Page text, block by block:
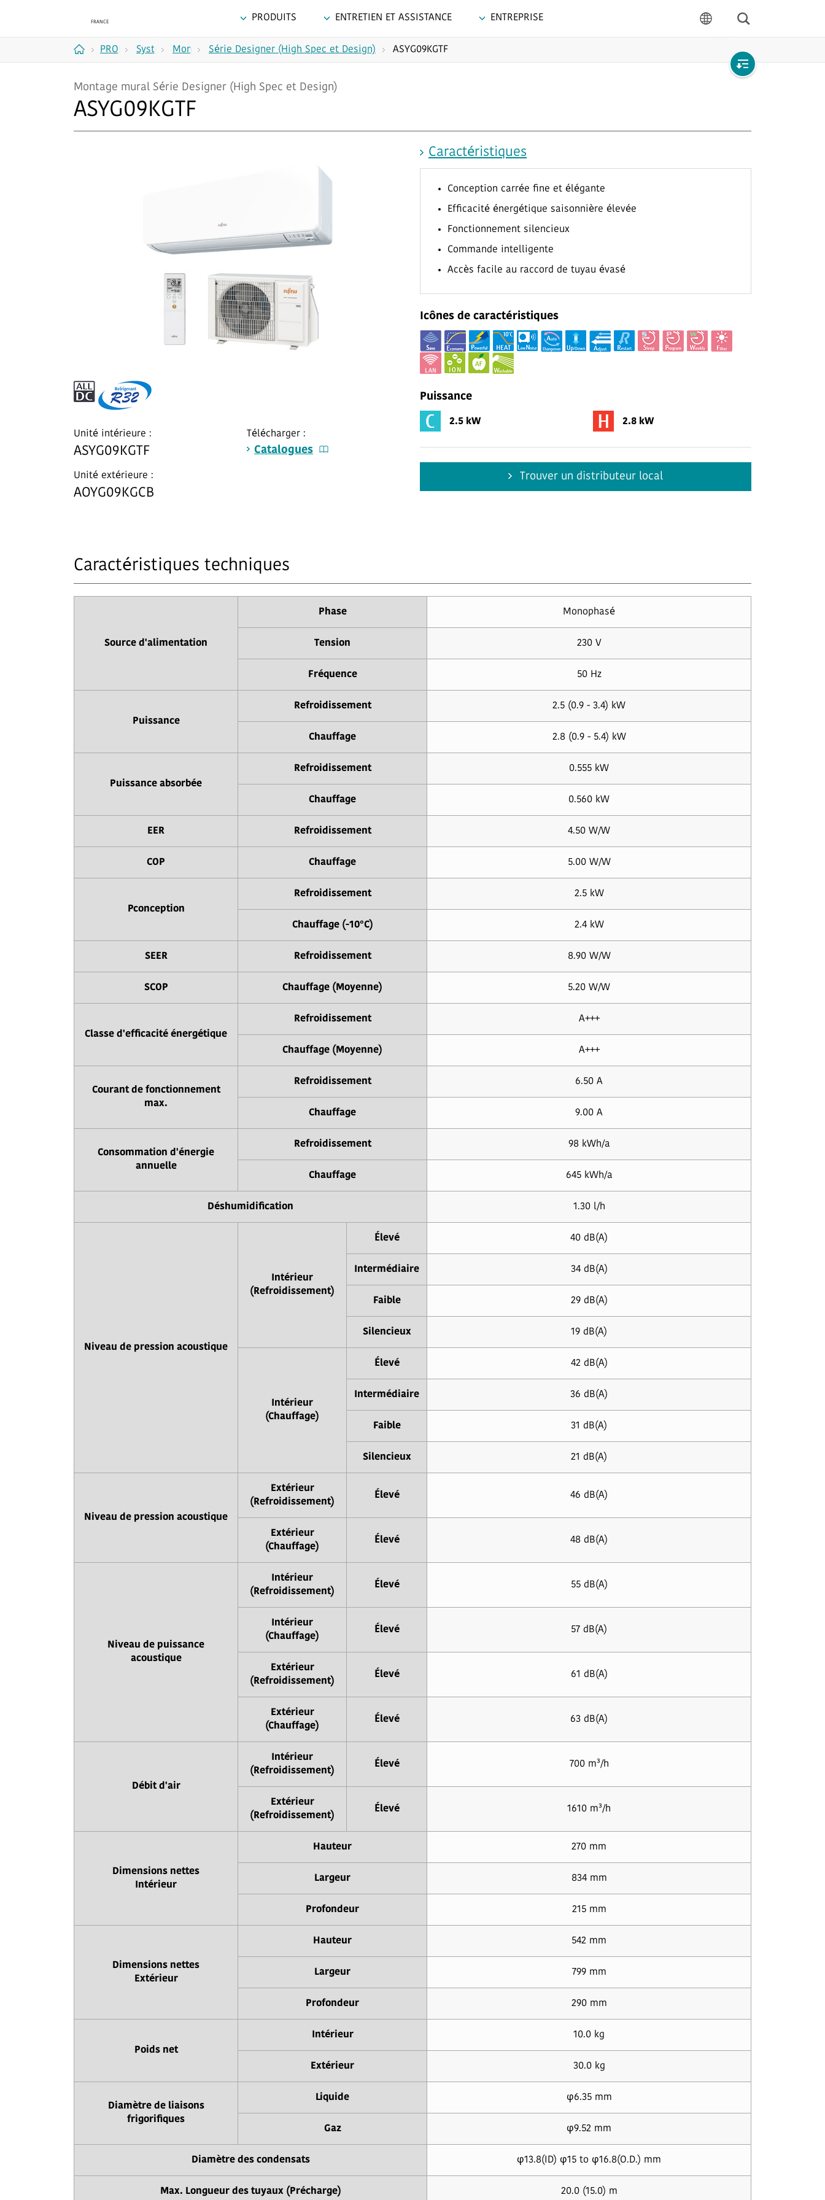
PRODUITS ENTRETIEN ET ASSISTANCE
ENTREPRISE
PRODUITSSystèmesMontageSérie Designer (High Spec et Design) ASYG09KGTF
Montage mural Série Designer (High Spec et Design)
ASYG09KGTF
Unité intérieure :
ASYG09KGTF
Unité extérieure :
AOYG09KGCB
Télécharger :
Catalogues
Caractéristiques
Conception carrée fine et élégante
Efficacité énergétique saisonnière élevée
Fonctionnement silencieux
Commande intelligente
Accès facile au raccord de tuyau évasé
Icônes de caractéristiques
Puissance
2.5 kW 2.8 kW
Trouver un distributeur local
Caractéristiques techniques
Source d'alimentation
Phase Monophasé
Tension 230 V
Fréquence 50 Hz
Puissance
Refroidissement 2.5 (0.9 - 3.4) kW
Chauffage 2.8 (0.9 - 5.4) kW
Puissance absorbée
Refroidissement 0.555 kW
Chauffage 0.560 kW
EER Refroidissement 4.50 W/W
COP Chauffage 5.00 W/W
Pconception
Refroidissement 2.5 kW
Chauffage (-10°C) 2.4 kW
SEER Refroidissement 8.90 W/W
SCOP Chauffage (Moyenne) 5.20 W/W
Classe d'efficacité énergétique
Refroidissement A+++
Chauffage (Moyenne) A+++
Courant de fonctionnement
max.
Refroidissement 6.50 A
Chauffage 9.00 A
Consommation d'énergie
annuelle
Refroidissement 98 kWh/a
Chauffage 645 kWh/a
Déshumidification 1.30 l/h
Niveau de pression acoustique
Intérieur
(Refroidissement)
Élevé 40 dB(A)
Intermédiaire 34 dB(A)
Faible 29 dB(A)
Silencieux 19 dB(A)
Intérieur
(Chauffage)
Élevé 42 dB(A)
Intermédiaire 36 dB(A)
Faible 31 dB(A)
Silencieux 21 dB(A)
Niveau de pression acoustique
Extérieur
(Refroidissement)
Élevé 46 dB(A)
Extérieur
(Chauffage)
Élevé 48 dB(A)
Niveau de puissance
acoustique
Intérieur
(Refroidissement)
Élevé 55 dB(A)
Intérieur
(Chauffage)
Élevé 57 dB(A)
Extérieur
(Refroidissement)
Élevé 61 dB(A)
Extérieur
(Chauffage)
Élevé 63 dB(A)
Débit d'air
Intérieur
(Refroidissement)
Élevé 700 m³/h
Extérieur
(Refroidissement)
Élevé 1610 m³/h
Dimensions nettes
Intérieur
Hauteur 270 mm
Largeur 834 mm
Profondeur 215 mm
Dimensions nettes
Extérieur
Hauteur 542 mm
Largeur 799 mm
Profondeur 290 mm
Poids net
Intérieur 10.0 kg
Extérieur 30.0 kg
Diamètre de liaisons
frigorifiques
Liquide φ6.35 mm
Gaz φ9.52 mm
Diamètre des condensats φ13.8(ID) φ15 to φ16.8(O.D.) mm
Max. Longueur des tuyaux (Précharge) 20.0 (15.0) m